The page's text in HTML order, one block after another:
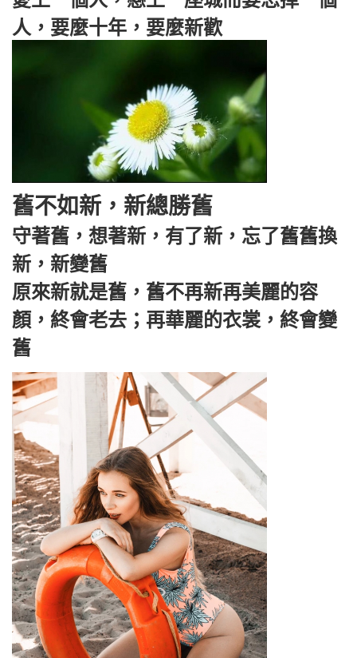
人，要麼十年，要麼新歡
舊不如新，新總勝舊
守著舊，想著新，有了新，忘了舊舊換
新，新變舊
原來新就是舊，舊不再新再美麗的容
顏，終會老去；再華麗的衣裳，終會變
舊